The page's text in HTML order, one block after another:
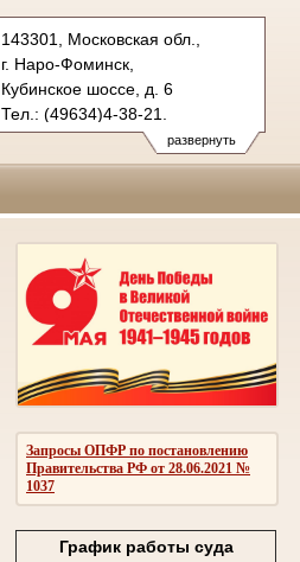
развернуть
143301, Московская обл.,
г. Наро-Фоминск,
Кубинское шоссе, д. 6
Тел.: (49634)4-38-21.
nfgvs.mo@sudrf.ru
Запросы ОПФР по постановлению
Правительства РФ от 28.06.2021 №
1037
График работы суда